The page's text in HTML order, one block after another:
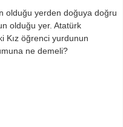
olduğu yerden doğuya doğru
olduğu yer. Atatürk
Kız öğrenci yurdunun
ne demeli?